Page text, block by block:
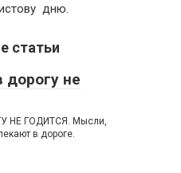
дню.
статьи
не
НЕ ГОДИТСЯ. Мысли,
в дороге.